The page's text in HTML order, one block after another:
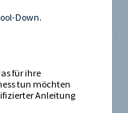
Down.
für ihre
tun möchten
Anleitung